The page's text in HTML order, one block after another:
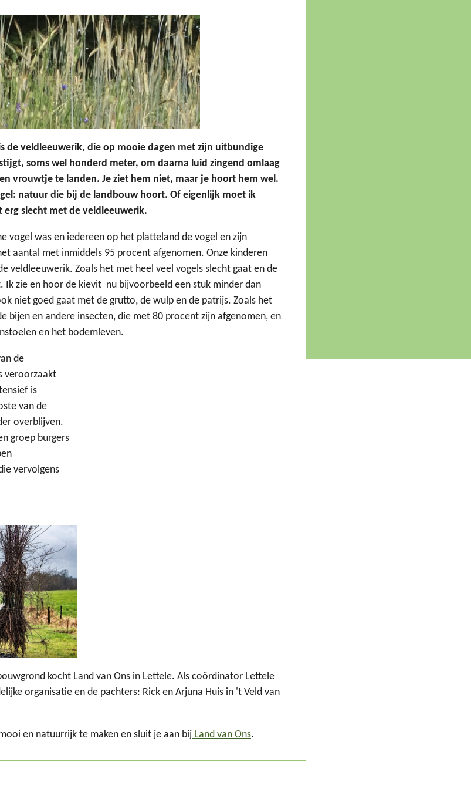
de veldleeuwerik, die op mooie dagen met zijn uitbundige
soms wel honderd meter, om daarna luid zingend omlaag
vrouwtje te landen. Je ziet hem niet, maar je hoort hem wel.
natuur die bij de landbouw hoort. Of eigenlijk moet ik
slecht met de veldleeuwerik.
vogel was en iedereen op het platteland de vogel en zijn
aantal met inmiddels 95 procent afgenomen. Onze kinderen
veldleeuwerik. Zoals het met heel veel vogels slecht gaat en de
zie en hoor de kievit nu bijvoorbeeld een stuk minder dan
niet goed gaat met de grutto, de wulp en de patrijs. Zoals het
bijen en andere insecten, die met 80 procent zijn afgenomen, en
en het bodemleven.
de
veroorzaakt
is
van de
overblijven.
groep burgers
vervolgens
kocht Land van Ons in Lettele. Als coördinator Lettele
organisatie en de pachters: Rick en Arjuna Huis in 't Veld van
en natuurrijk te maken en sluit je aan bij Land van Ons.